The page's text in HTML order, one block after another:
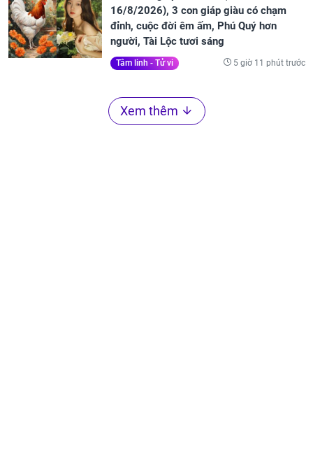
16/8/2026), 3 con giáp giàu có chạm
đỉnh, cuộc đời êm ấm, Phú Quý hơn
người, Tài Lộc tươi sáng
Tâm linh - Tử vi 5 giờ 11 phút trước
Xem thêm